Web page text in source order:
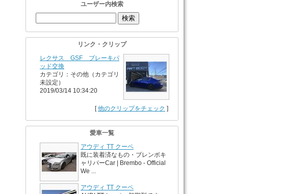
ユーザー内検索
リンク・クリップ
レクサス GSF ブレーキパ
ッド交換
カテゴリ：その他（カテゴリ
未設定）
2019/03/14 10:34:20
[他のクリップをチェック ]
愛車一覧
アウディ TT クーペ
既に装着済なもの・ブレンボキ
ャリパーCar | Brembo - Official
We ...
アウディ TT クーペ